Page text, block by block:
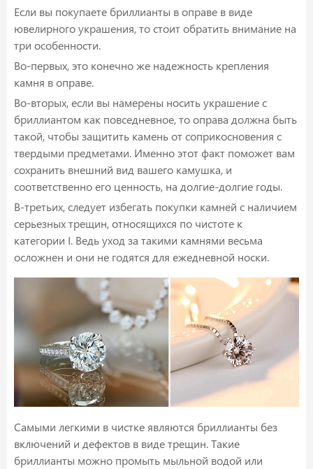
Если вы покупаете бриллианты в оправе в виде
ювелирного украшения, то стоит обратить внимание на
три особенности.
Во-первых, это конечно же надежность крепления
камня в оправе.
Во-вторых, если вы намерены носить украшение с
бриллиантом как повседневное, то оправа должна быть
такой, чтобы защитить камень от соприкосновения с
твердыми предметами. Именно этот факт поможет вам
сохранить внешний вид вашего камушка, и
соответственно его ценность, на долгие-долгие годы.
В-третьих, следует избегать покупки камней с наличием
серьезных трещин, относящихся по чистоте к
категории I. Ведь уход за такими камнями весьма
осложнен и они не годятся для ежедневной носки.
Самыми легкими в чистке являются бриллианты без
включений и дефектов в виде трещин. Такие
бриллианты можно промыть мыльной водой или